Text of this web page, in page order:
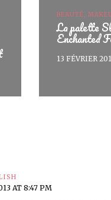
BEAUTÉ,
La palette
Enchanted
13 FÉVRIER
AT 8:47 PM